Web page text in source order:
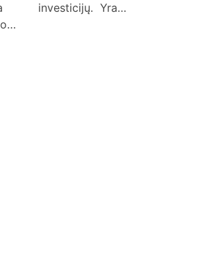
investicijų. Yra…